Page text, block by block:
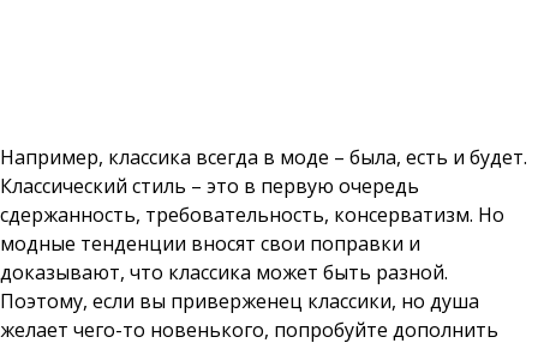
Например, классика всегда в моде – была, есть и будет.
Классический стиль – это в первую очередь
сдержанность, требовательность, консерватизм. Но
модные тенденции вносят свои поправки и
доказывают, что классика может быть разной.
Поэтому, если вы приверженец классики, но душа
желает чего-то новенького, попробуйте дополнить